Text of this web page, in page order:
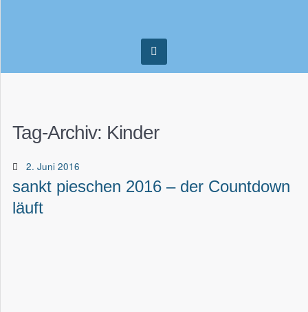
Tag-Archiv: Kinder
2. Juni 2016
sankt pieschen 2016 – der Countdown
läuft